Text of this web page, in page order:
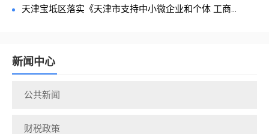
天津宝坻区落实《天津市支持中小微企业和个体 工商...
新闻中心
公共新闻
财税政策